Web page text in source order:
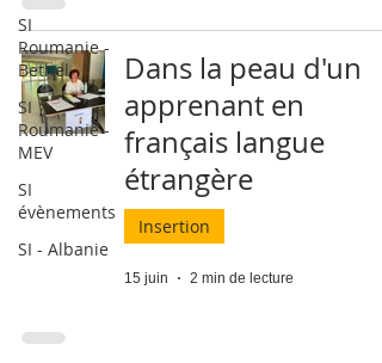
SI
Roumanie -
Bethel
SI
Roumanie -
MEV
SI
évènements
SI - Albanie
Dans la peau d'un
apprenant en
français langue
étrangère
Insertion
15 juin 2 min de lecture